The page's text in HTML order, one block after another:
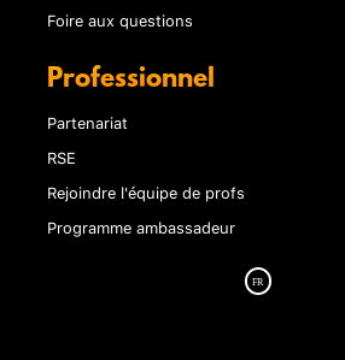
Foire aux questions
Professionnel
Partenariat
RSE
Rejoindre l'équipe de profs
Programme ambassadeur